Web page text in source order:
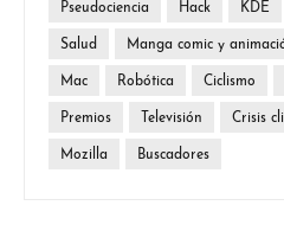
Pseudociencia Hack KDE
Salud Manga comic y
Mac Robótica Ciclismo
Premios Televisión Crisis
Mozilla Buscadores